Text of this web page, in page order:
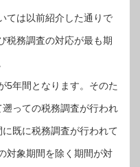
ては以前紹介した通りで
税務調査の対応が最も期
5年間となります。そのた
っての税務調査が行われ
既に税務調査が行われて
対象期間を除く期間が対